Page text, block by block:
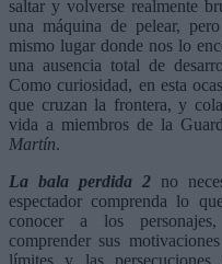
saltar y volverse realmente
una máquina de pelear,
mismo lugar donde nos lo
una ausencia total de
Como curiosidad, en esta
que cruzan la frontera, y
vida a miembros de la
Martín.
La bala perdida 2no
espectador comprenda lo
conocer a los
comprender sus